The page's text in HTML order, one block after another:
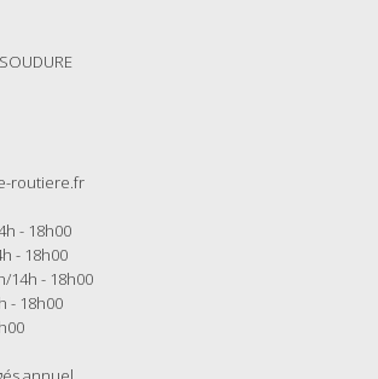
routiere.fr
- 18h00
- 18h00
14h - 18h00
- 18h00